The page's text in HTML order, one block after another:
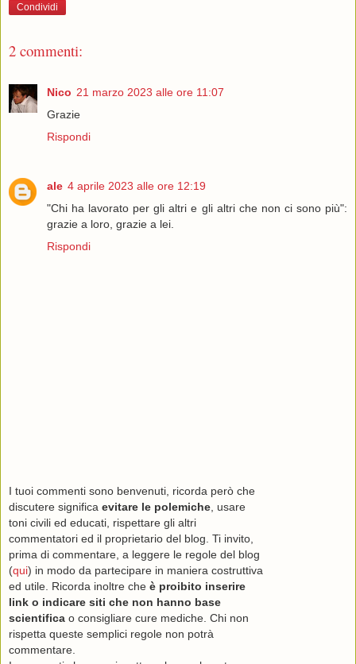
Condividi
2 commenti:
Nico 21 marzo 2023 alle ore 11:07
Grazie
Rispondi
ale 4 aprile 2023 alle ore 12:19
"Chi ha lavorato per gli altri e gli altri che non ci sono più":
grazie a loro, grazie a lei.
Rispondi
I tuoi commenti sono benvenuti, ricorda però che
discutere significa evitare le polemiche , usare
toni civili ed educati, rispettare gli altri
commentatori ed il proprietario del blog. Ti invito,
prima di commentare, a leggere le regole del blog
(qui) in modo da partecipare in maniera costruttiva
ed utile. Ricorda inoltre che è proibito inserire
link o indicare siti che non hanno base
scientifica o consigliare cure mediche. Chi non
rispetta queste semplici regole non potrà
commentare.